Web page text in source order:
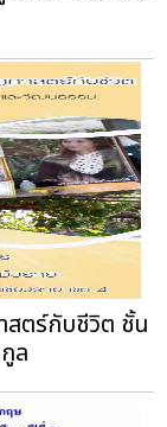
สตร์กับชีวิต ชั้น
ล